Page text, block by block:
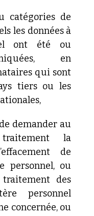
catégories de
les données à
ont été ou
en
qui sont
tiers ou les
demander au
la
de
personnel, ou
des
personnel
concernée, ou